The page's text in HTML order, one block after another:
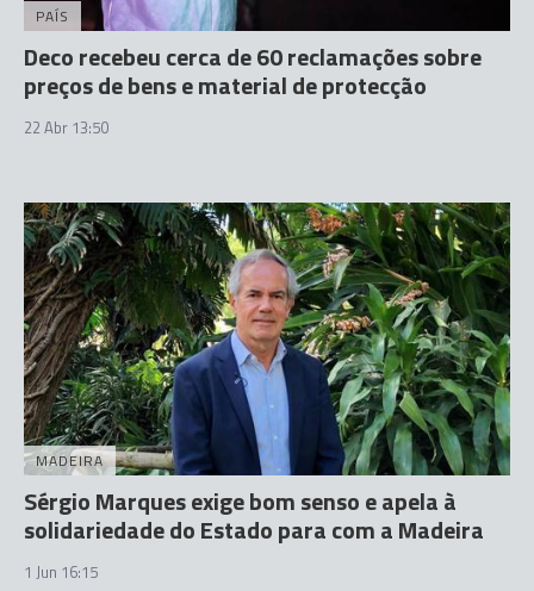
PAÍS
Deco recebeu cerca de 60 reclamações sobre
preços de bens e material de protecção
22 Abr 13:50
MADEIRA
Sérgio Marques exige bom senso e apela à
solidariedade do Estado para com a Madeira
1 Jun 16:15